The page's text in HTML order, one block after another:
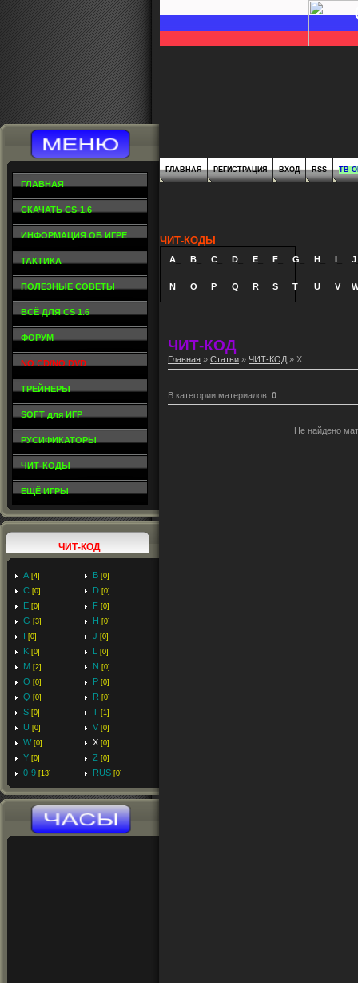
ГЛАВНАЯ
СКАЧАТЬ CS-1.6
ИНФОРМАЦИЯ ОБ ИГРЕ
ТАКТИКА
ПОЛЕЗНЫЕ СОВЕТЫ
ВСЁ ДЛЯ CS 1.6
ФОРУМ
NO CD/NO DVD
ТРЕЙНЕРЫ
SOFT для ИГР
РУСИФИКАТОРЫ
ЧИТ-КОДЫ
ЕЩЁ ИГРЫ
ЧИТ-КОД
A [4] B [0]
C [0] D [0]
E [0] F [0]
G [3] H [0]
I [0] J [0]
K [0] L [0]
M [2] N [0]
O [0] P [0]
Q [0] R [0]
S [0] T [1]
U [0] V [0]
W [0] X [0]
Y [0] Z [0]
0-9 [13] RUS [0]
ГЛАВНАЯ РЕГИСТРАЦИЯ ВХОД RSS ТВ
ЧИТ-КОДЫ
A B C D E F G H I J
N O P Q R S T U V
ЧИТ-КОД
Главная » Статьи » ЧИТ-КОД » X
В категории материалов: 0
Не найдено